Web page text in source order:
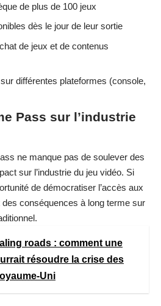
de plus de 100 jeux
dès le jour de leur sortie
de jeux et de contenus
différentes plateformes (console,
Pass sur l’industrie
ne manque pas de soulever des
sur l’industrie du jeu vidéo. Si
de démocratiser l’accès aux
des conséquences à long terme sur
roads : comment une
résoudre la crise des
Uni